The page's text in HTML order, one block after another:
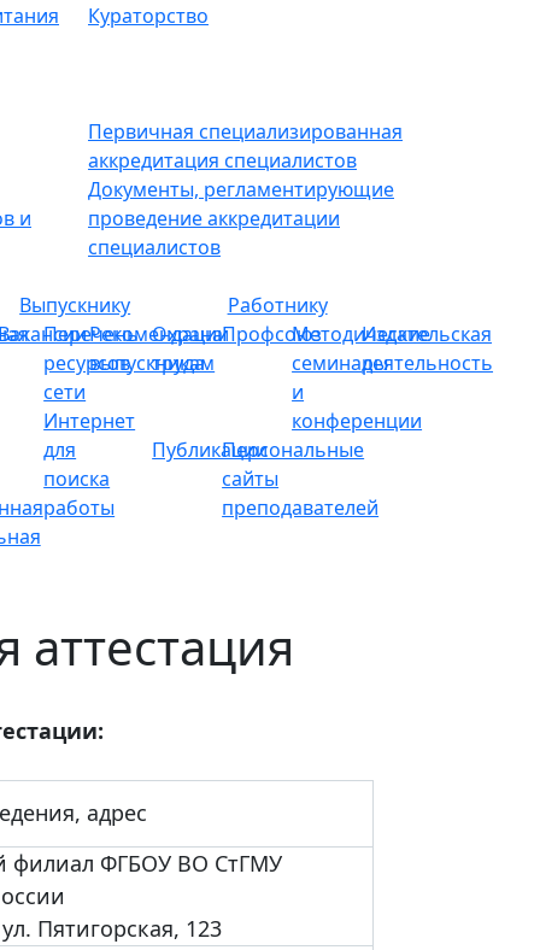
Кураторство
Первичная специализированная
аккредитация специалистов
и
Документы, регламентирующие
проведение аккредитации
специалистов
Выпускнику
Перечень
ресурсов
сети
Интернет
для
поиска
работы
Рекомендации
выпускникам
Работнику
Охрана
труда
ПрофсоюзМетодические
семинары
и
конференции
Издательская
деятельность
ПубликацииПерсональные
сайты
преподавателей
аттестация
адрес
филиал ФГБОУ ВО СтГМУ
Пятигорская, 123